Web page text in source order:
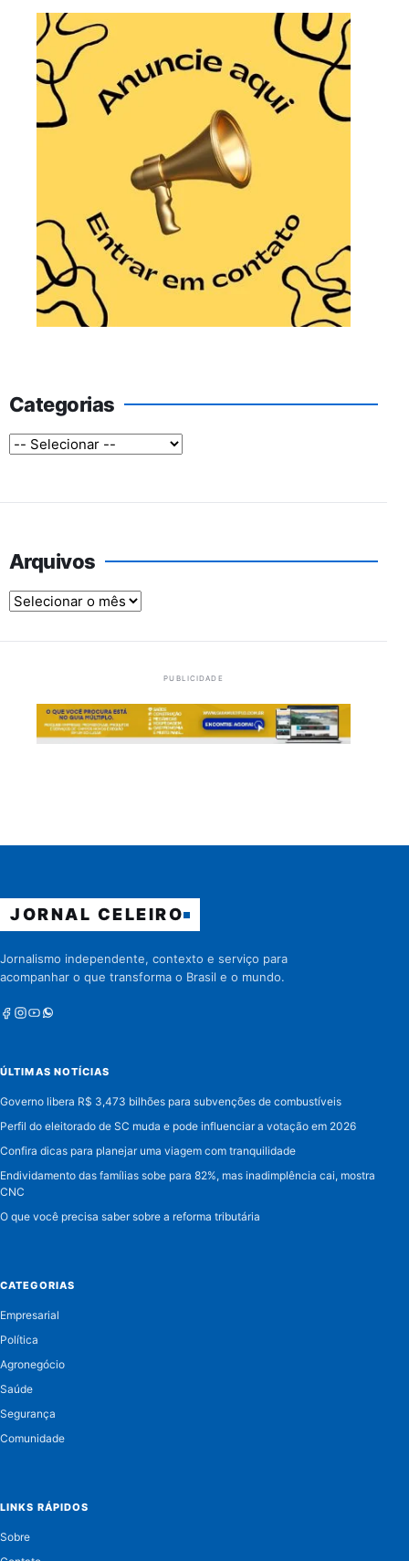
Categorias
Arquivos
Arquivos
PUBLICIDADE
JORNAL CELEIRO
Jornalismo independente, contexto e serviço para
acompanhar o que transforma o Brasil e o mundo.
Facebook
Instagram
Youtube
Whatsapp
ÚLTIMAS NOTÍCIAS
Governo libera R$ 3,473 bilhões para subvenções de combustíveis
Perfil do eleitorado de SC muda e pode influenciar a votação em 2026
Confira dicas para planejar uma viagem com tranquilidade
Endividamento das famílias sobe para 82%, mas inadimplência cai, mostra
CNC
O que você precisa saber sobre a reforma tributária
CATEGORIAS
Empresarial
Política
Agronegócio
Saúde
Segurança
Comunidade
LINKS RÁPIDOS
Sobre